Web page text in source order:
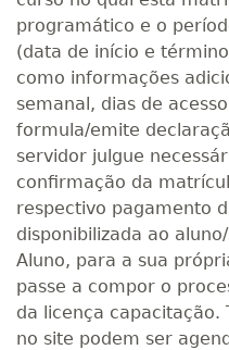
programático e o
(data de início e
como informações
semanal, dias de
formula/emite
servidor julgue
confirmação da
respectivo pagamento
disponibilizada ao
Aluno, para a sua
passe a compor o
da licença capacitação.
no site podem ser